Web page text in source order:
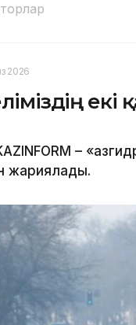
2026
–
жариялады.